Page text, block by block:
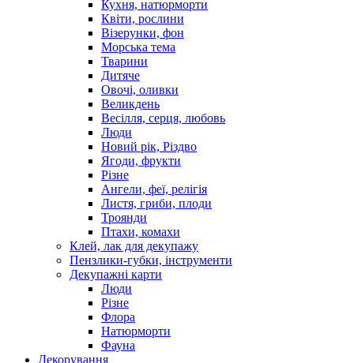
Кухня, натюрморти
Квіти, рослини
Візерунки, фон
Морська тема
Тварини
Дитяче
Овочі, оливки
Великдень
Весілля, серця, любовь
Люди
Новий рік, Різдво
Ягоди, фрукти
Різне
Ангели, феї, релігія
Листя, гриби, плоди
Троянди
Птахи, комахи
Клей, лак для декупажу
Пензлики-губки, інструменти
Декупажні карти
Люди
Різне
Флора
Натюрморти
Фауна
Декорування